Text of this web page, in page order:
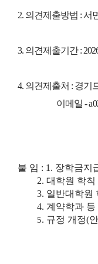
2. 의견제출방법 : 서
3. 의견제출기간 :
4. 의견제출처 : 경기
이메일 -
붙 임 : 1. 장학금지
2. 대학원 학
3. 일반대학원
4. 계약학과
5. 규정 개정(